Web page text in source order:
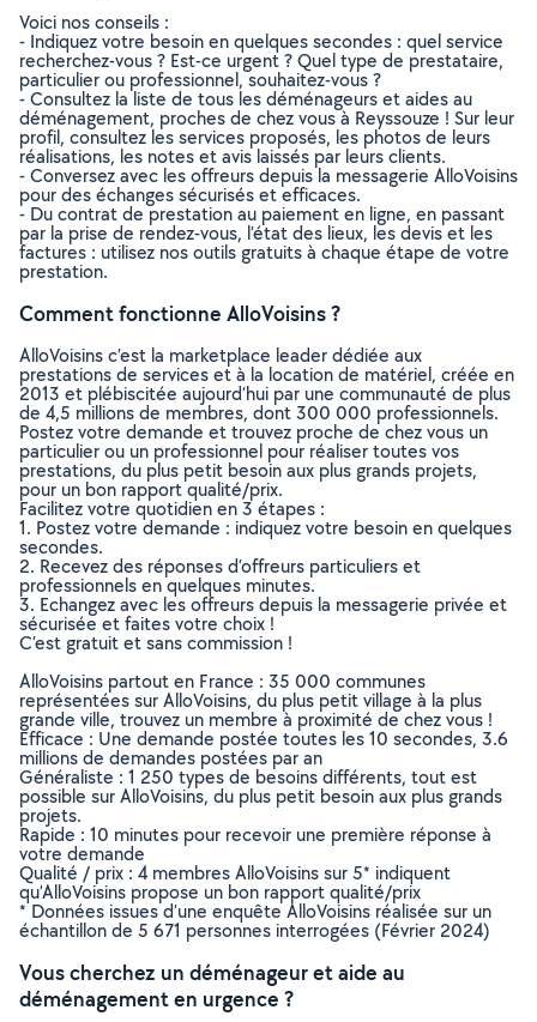
Voici nos conseils :
- Indiquez votre besoin en quelques secondes : quel service
recherchez-vous ? Est-ce urgent ? Quel type de prestataire,
particulier ou professionnel, souhaitez-vous ?
- Consultez la liste de tous les déménageurs et aides au
déménagement, proches de chez vous à Reyssouze ! Sur leur
profil, consultez les services proposés, les photos de leurs
réalisations, les notes et avis laissés par leurs clients.
- Conversez avec les offreurs depuis la messagerie AlloVoisins
pour des échanges sécurisés et efficaces.
- Du contrat de prestation au paiement en ligne, en passant
par la prise de rendez-vous, l’état des lieux, les devis et les
factures : utilisez nos outils gratuits à chaque étape de votre
prestation.
Comment fonctionne AlloVoisins ?
AlloVoisins c’est la marketplace leader dédiée aux
prestations de services et à la location de matériel, créée en
2013 et plébiscitée aujourd’hui par une communauté de plus
de 4,5 millions de membres, dont 300 000 professionnels.
Postez votre demande et trouvez proche de chez vous un
particulier ou un professionnel pour réaliser toutes vos
prestations, du plus petit besoin aux plus grands projets,
pour un bon rapport qualité/prix.
Facilitez votre quotidien en 3 étapes :
1. Postez votre demande : indiquez votre besoin en quelques
secondes.
2. Recevez des réponses d’offreurs particuliers et
professionnels en quelques minutes.
3. Echangez avec les offreurs depuis la messagerie privée et
sécurisée et faites votre choix !
C’est gratuit et sans commission !
AlloVoisins partout en France : 35 000 communes
représentées sur AlloVoisins, du plus petit village à la plus
grande ville, trouvez un membre à proximité de chez vous !
Efficace : Une demande postée toutes les 10 secondes, 3.6
millions de demandes postées par an
Généraliste : 1 250 types de besoins différents, tout est
possible sur AlloVoisins, du plus petit besoin aux plus grands
projets.
Rapide : 10 minutes pour recevoir une première réponse à
votre demande
Qualité / prix : 4 membres AlloVoisins sur 5* indiquent
qu’AlloVoisins propose un bon rapport qualité/prix
* Données issues d’une enquête AlloVoisins réalisée sur un
échantillon de 5 671 personnes interrogées (Février 2024)
Vous cherchez un déménageur et aide au
déménagement en urgence ?